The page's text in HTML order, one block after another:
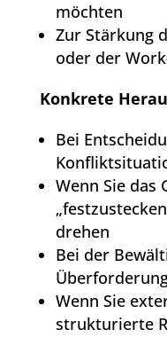
möchten
Zur Stärkung
oder der
Konkrete
Bei
Wenn Sie das
drehen
Bei der
Wenn Sie
strukturierte